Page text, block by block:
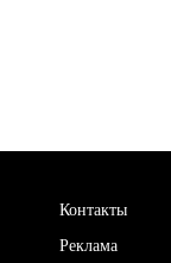
Контакты
Реклама